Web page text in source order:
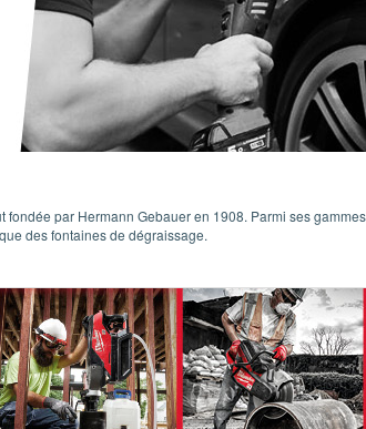
fondée par Hermann Gebauer en 1908. Parmi ses
des fontaines de dégraissage.